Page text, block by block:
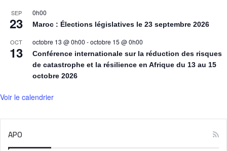
SEP
23
0h00
Maroc : Élections législatives le 23 septembre 2026
OCT
13
octobre 13 @ 0h00 -octobre 15 @ 0h00
Conférence internationale sur la réduction des risques
de catastrophe et la résilience en Afrique du 13 au 15
octobre 2026
Voir le calendrier
APO